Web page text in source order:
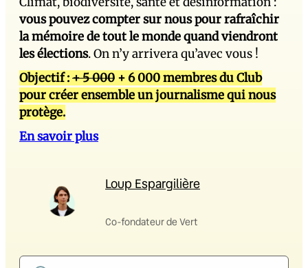
vous pouvez compter sur nous pour rafraîchir
la mémoire de tout le monde quand viendront
les élections. On n’y arrivera qu’avec vous !
Objectif :+ 5 000 + 6 000 membres du Club
pour créer ensemble un journalisme qui nous
protège.
En savoir plus
Loup Espargilière
Co-fondateur de Vert